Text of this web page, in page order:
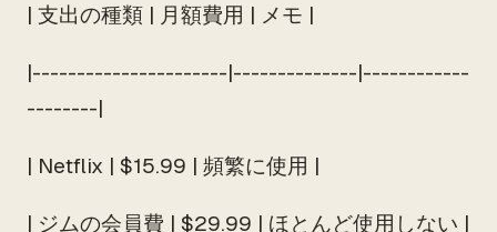
| 支出の種類 | 月額費用 | メモ |
|----------------------|--------------|------------
--------|
| Netflix | $15.99 | 頻繁に使用 |
| ジムの会員費 | $29.99 | ほとんど使用しない |